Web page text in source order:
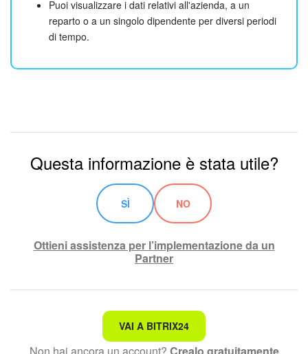
Puoi visualizzare i dati relativi all'azienda, a un
reparto o a un singolo dipendente per diversi periodi
di tempo.
Questa informazione è stata utile?
SÌ NO
Ottieni assistenza per l’implementazione da un
Partner
Non è quello che sto cercando.
VAI A BITRIX24